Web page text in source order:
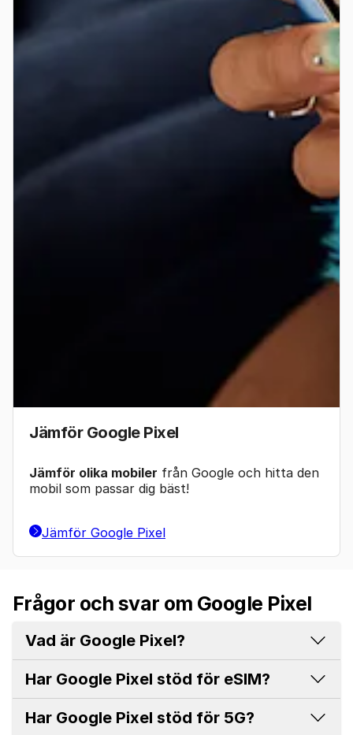
Jämför Google Pixel
Jämför olika mobiler från Google och hitta den
mobil som passar dig bäst!
Jämför Google Pixel
Frågor och svar om Google Pixel
Vad är Google Pixel?
Har Google Pixel stöd för eSIM?
Har Google Pixel stöd för 5G?